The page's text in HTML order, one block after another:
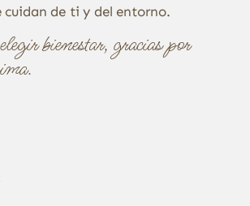
cuidan de ti y del entorno.
bienestar, gracias por